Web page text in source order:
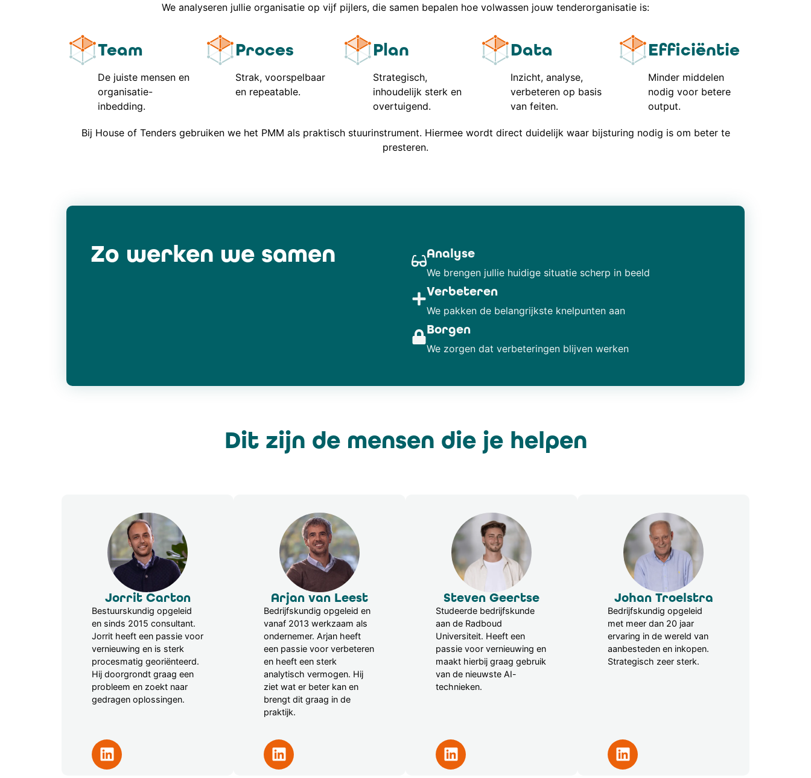
We analyseren jullie organisatie op vijf pijlers, die samen bepalen hoe volwassen jouw tenderorganisatie is:
Team
De juiste mensen en
organisatie-
inbedding.
Proces
Strak, voorspelbaar
en repeatable.
Plan
Strategisch,
inhoudelijk sterk en
overtuigend.
Data
Inzicht, analyse,
verbeteren op basis
van feiten.
Efficiëntie
Minder middelen
nodig voor betere
output.
Bij House of Tenders gebruiken we het PMM als praktisch stuurinstrument. Hiermee wordt direct duidelijk waar bijsturing nodig is om beter te
presteren.
Zo werken we samen Analyse
We brengen jullie huidige situatie scherp in beeld
Verbeteren
We pakken de belangrijkste knelpunten aan
Borgen
We zorgen dat verbeteringen blijven werken
Dit zijn de mensen die je helpen
Jorrit Carton
Bestuurskundig opgeleid
en sinds 2015 consultant.
Jorrit heeft een passie voor
vernieuwing en is sterk
procesmatig georiënteerd.
Hij doorgrondt graag een
probleem en zoekt naar
gedragen oplossingen.
Arjan van Leest
Bedrijfskundig opgeleid en
vanaf 2013 werkzaam als
ondernemer. Arjan heeft
een passie voor verbeteren
en heeft een sterk
analytisch vermogen. Hij
ziet wat er beter kan en
brengt dit graag in de
praktijk.
Steven Geertse
Studeerde bedrijfskunde
aan de Radboud
Universiteit. Heeft een
passie voor vernieuwing en
maakt hierbij graag gebruik
van de nieuwste AI-
technieken.
Johan Troelstra
Bedrijfskundig opgeleid
met meer dan 20 jaar
ervaring in de wereld van
aanbesteden en inkopen.
Strategisch zeer sterk.